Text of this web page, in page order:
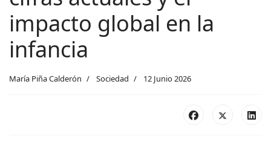
impacto global en la
infancia
María Piña Calderón Sociedad 12 Junio 2026